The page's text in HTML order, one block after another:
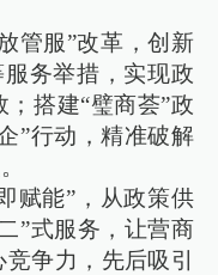
管服”改革，创新
服务举措，实现政
搭建“璧商荟”政
”行动，精准破解
赋能”，从政策供
”式服务，让营商
争力，先后吸引